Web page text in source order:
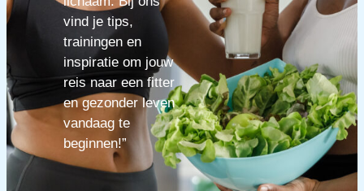
vind je tips,
trainingen en
inspiratie om jouw
reis naar een fitter
en gezonder leven
vandaag te
beginnen!”